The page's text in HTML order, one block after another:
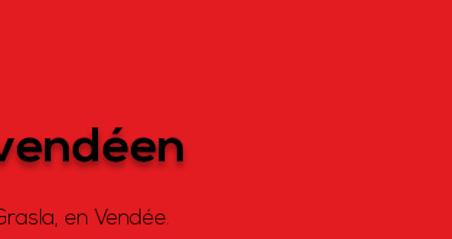
en Vendée.